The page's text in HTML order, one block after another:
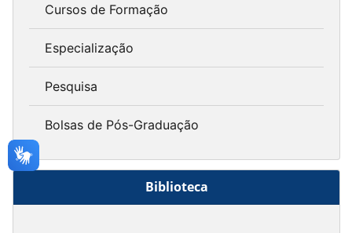
Cursos de Formação
Especialização
Pesquisa
Bolsas de Pós-Graduação
Biblioteca